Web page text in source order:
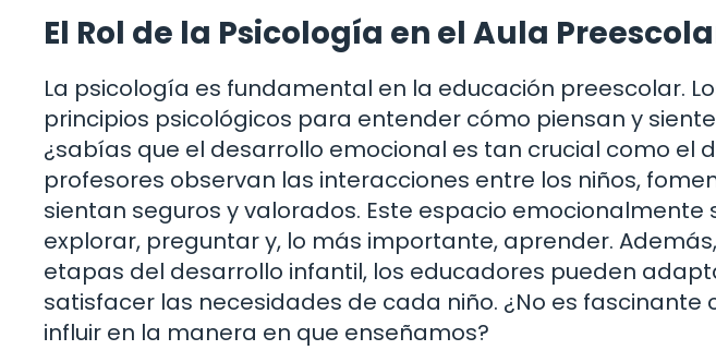
El Rol de la Psicología en el Aula
La psicología es fundamental en la educación preescolar.
principios psicológicos para entender cómo piensan y
¿sabías que el desarrollo emocional es tan crucial como el
profesores observan las interacciones entre los niños,
sientan seguros y valorados. Este espacio emocionalmente
explorar, preguntar y, lo más importante, aprender.
etapas del desarrollo infantil, los educadores pueden
satisfacer las necesidades de cada niño. ¿No es
influir en la manera en que enseñamos?